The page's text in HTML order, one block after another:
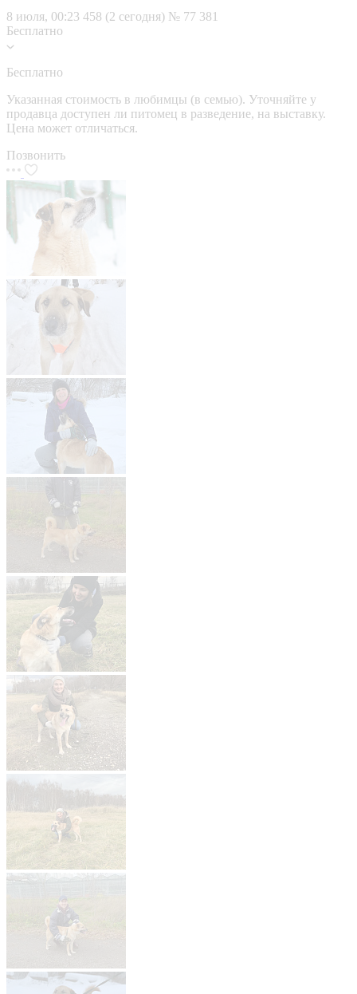
8 июля, 00:23 458 (2 сегодня) № 77 381
Бесплатно
Бесплатно
Указанная стоимость в любимцы (в семью). Уточняйте у
продавца доступен ли питомец в разведение, на выставку.
Цена может отличаться.
Позвонить